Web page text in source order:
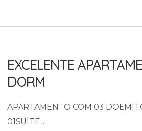
EXCELENTE
DORM
APARTAMENTO COM 03
01SUÍTE...